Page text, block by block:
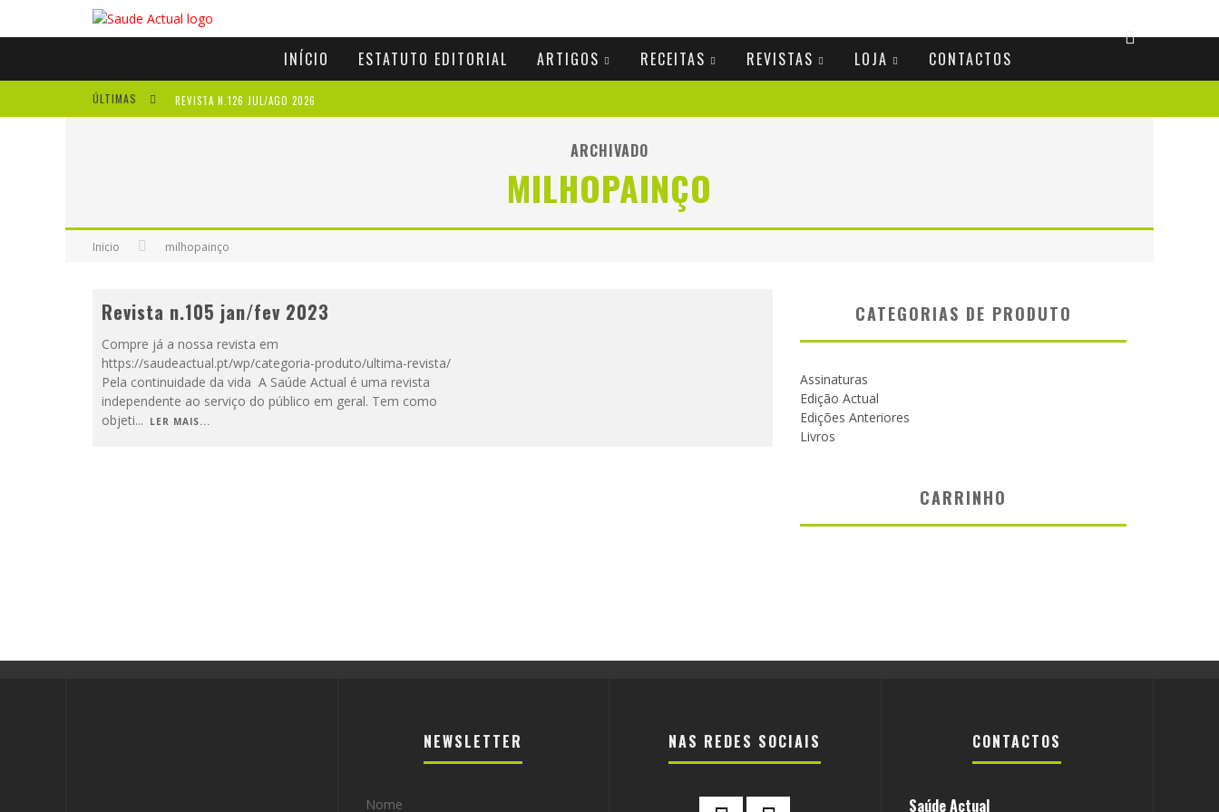
INÍCIO ESTATUTO EDITORIAL ARTIGOS RECEITAS REVISTAS LOJA CONTACTOS
ÚLTIMAS REVISTA N.126 JUL/AGO 2026
ARCHIVADO
MILHOPAINÇO
Inicio milhopainço
Revista n.105 jan/fev 2023
Compre já a nossa revista em
https://saudeactual.pt/wp/categoria-produto/ultima-revista/
Pela continuidade da vida A Saúde Actual é uma revista
independente ao serviço do público em geral. Tem como
objeti... LER MAIS...
CATEGORIAS DE PRODUTO
Assinaturas
Edição Actual
Edições Anteriores
Livros
CARRINHO
NEWSLETTER
Nome
NAS REDES SOCIAIS CONTACTOS
Saúde Actual